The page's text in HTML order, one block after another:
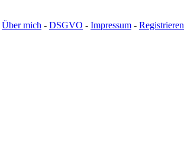
Über mich - DSGVO - Impressum - Registrieren